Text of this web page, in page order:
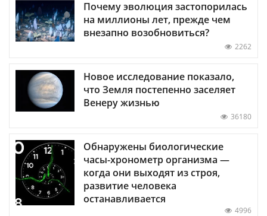
Почему эволюция застопорилась
на миллионы лет, прежде чем
внезапно возобновиться?
2262
Новое исследование показало,
что Земля постепенно заселяет
Венеру жизнью
36180
Обнаружены биологические
часы-хронометр организма —
когда они выходят из строя,
развитие человека
останавливается
4996